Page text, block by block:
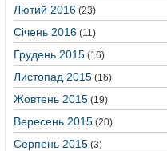
Лютий 2016 (23)
Січень 2016 (11)
Грудень 2015 (16)
Листопад 2015 (16)
Жовтень 2015 (19)
Вересень 2015 (20)
Серпень 2015 (3)